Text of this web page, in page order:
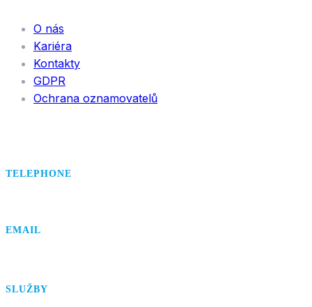
O nás
Kariéra
Kontakty
GDPR
Ochrana oznamovatelů
TELEPHONE
EMAIL
SLUŽBY